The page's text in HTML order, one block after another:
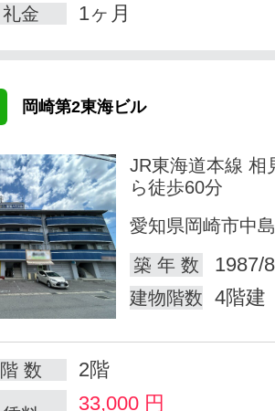
礼金 1ヶ月
岡崎第2東海ビル
JR東海道本線 相
ら徒歩60分
愛知県岡崎市中
築 年 数
1987/
建物階数 4階建
階 数 2階
33,000 円